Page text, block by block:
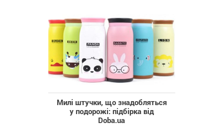
Милі штучки, що знадобляться
у подорожі: підбірка від
Doba.ua